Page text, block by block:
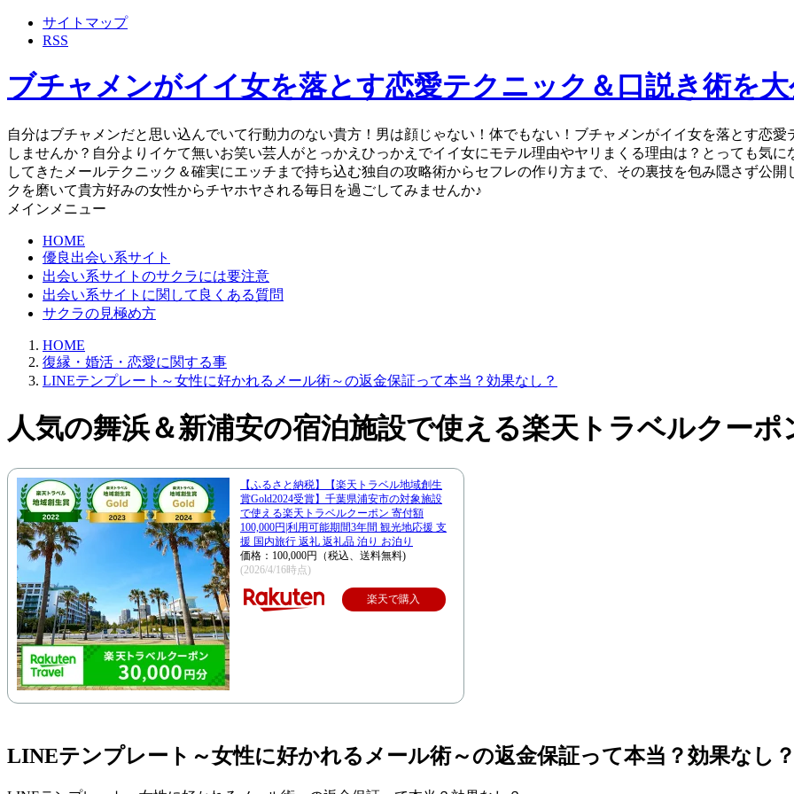
サイトマップ
RSS
ブチャメンがイイ女を落とす恋愛テクニック＆口説き術を大
自分はブチャメンだと思い込んでいて行動力のない貴方！男は顔じゃない！体でもない！ブチャメンがイイ女を落とす恋
しませんか？自分よりイケて無いお笑い芸人がとっかえひっかえでイイ女にモテル理由やヤリまくる理由は？とっても気
してきたメールテクニック＆確実にエッチまで持ち込む独自の攻略術からセフレの作り方まで、その裏技を包み隠さず公
クを磨いて貴方好みの女性からチヤホヤされる毎日を過ごしてみませんか♪
メインメニュー
HOME
優良出会い系サイト
出会い系サイトのサクラには要注意
出会い系サイトに関して良くある質問
サクラの見極め方
HOME
復縁・婚活・恋愛に関する事
LINEテンプレート～女性に好かれるメール術～の返金保証って本当？効果なし？
人気の舞浜＆新浦安の宿泊施設で使える楽天トラベルクーポ
【ふるさと納税】【楽天トラベル地域創生
賞Gold2024受賞】千葉県浦安市の対象施設
で使える楽天トラベルクーポン 寄付額
100,000円|利用可能期間3年間 観光地応援 支
援 国内旅行 返礼 返礼品 泊り お泊り
価格：100,000円（税込、送料無料)
(2026/4/16時点)
楽天で購入
LINEテンプレート～女性に好かれるメール術～の返金保証って本当？効果なし